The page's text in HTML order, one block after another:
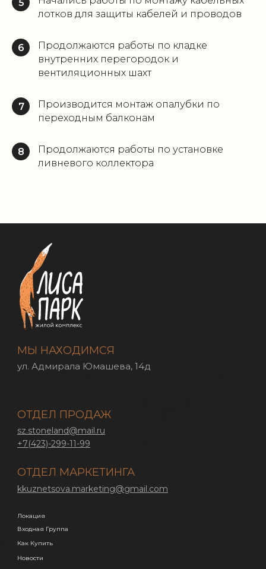
5
лотков для защиты кабелей и проводов
6
Продолжаются работы по кладке
внутренних перегородок и
вентиляционных шахт
7
Производится монтаж опалубки по
переходным балконам
8
Продолжаются работы по установке
ливневого коллектора
ул. Адмирала Юмашева, 14д
+7(423)-299-11-99
sz.stoneland@mail.ru
kkuznetsova.marketing@gmail.com
ОТДЕЛ МАРКЕТИНГА
ОТДЕЛ ПРОДАЖ
МЫ НАХОДИМСЯ
Новости
Как Купить
Локация
Входная Группа